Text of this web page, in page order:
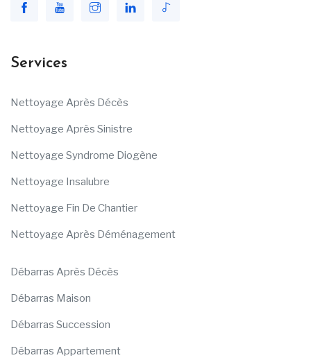
Services
Nettoyage Après Décès
Nettoyage Après Sinistre
Nettoyage Syndrome Diogène
Nettoyage Insalubre
Nettoyage Fin De Chantier
Nettoyage Après Déménagement
Débarras Après Décès
Débarras Maison
Débarras Succession
Débarras Appartement